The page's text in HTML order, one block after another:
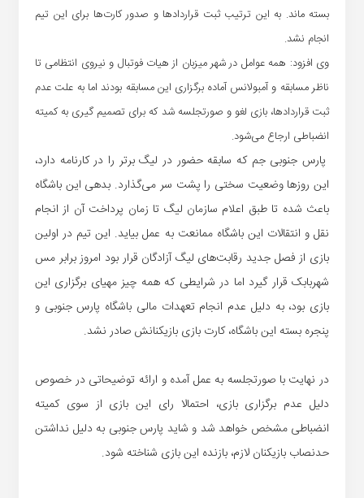
بسته ماند. به این ترتیب ثبت قراردادها و صدور کارت‌ها برای این تیم
انجام نشد.
وی افزود: همه عوامل در شهر میزبان از هیات فوتبال و نیروی انتظامی تا
ناظر مسابقه و آمبولانس آماده برگزاری این مسابقه بودند اما به علت عدم
ثبت قراردادها، بازی لغو و صورتجلسه شد که برای تصمیم گیری به کمیته
انضباطی ارجاع می‌‌شود.
پارس جنوبی جم که سابقه حضور در لیگ برتر را در کارنامه دارد،
این روزها وضعیت سختی را پشت سر می‌گذارد. بدهی این باشگاه
باعث شده تا طبق اعلام سازمان لیگ تا زمان پرداخت آن از انجام
نقل و انتقالات این باشگاه ممانعت به عمل بیاید. این تیم در اولین
بازی از فصل جدید رقابت‌های لیگ آزادگان قرار بود امروز برابر مس
شهربابک قرار گیرد اما در شرایطی که همه چیز مهیای برگزاری این
بازی بود، به دلیل عدم انجام تعهدات مالی باشگاه پارس جنوبی و
پنجره بسته این باشگاه، کارت بازی بازیکنانش صادر نشد.
در نهایت با صورتجلسه به عمل آمده و ارائه توضیحاتی در خصوص
دلیل عدم برگزاری بازی، احتمالا رای این بازی از سوی کمیته
انضباطی مشخص خواهد شد و شاید پارس جنوبی به دلیل نداشتن
حدنصاب بازیکنان لازم، بازنده این بازی شناخته شود.